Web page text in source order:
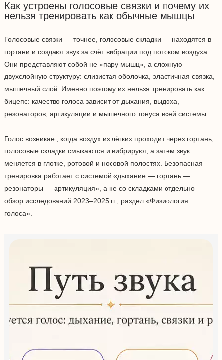
Как устроены голосовые связки и почему их
нельзя тренировать как обычные мышцы
Голосовые связки — точнее, голосовые складки — находятся в
гортани и создают звук за счёт вибрации под потоком воздуха.
Они представляют собой не «пару мышц», а сложную
двухслойную структуру: слизистая оболочка, эластичная связка,
мышечный слой. Именно поэтому их нельзя тренировать как
бицепс: качество голоса зависит от дыхания, выдоха,
резонаторов, артикуляции и мышечного тонуса всей системы.
Голос возникает, когда воздух из лёгких проходит через гортань,
голосовые складки смыкаются и вибрируют, а затем звук
меняется в глотке, ротовой и носовой полостях. Безопасная
тренировка работает с системой «дыхание — гортань —
резонаторы — артикуляция», а не со складками отдельно —
обзор исследований 2023–2025 гг., раздел «Физиология
голоса».